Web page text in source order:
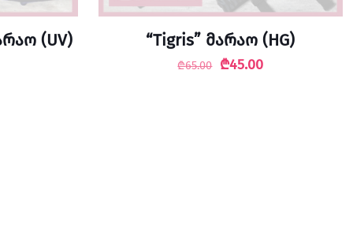
(UV) “Tigris” მარაო (HG)
₾65.00
Original
₾45.00Current